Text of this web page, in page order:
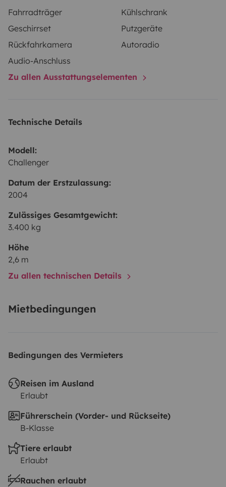
Fahrradträger
Kühlschrank
Geschirrset
Putzgeräte
Rückfahrkamera
Autoradio
Audio-Anschluss
Zu allen Ausstattungselementen
Technische Details
Modell:
Challenger
Datum der Erstzulassung:
2004
Zulässiges Gesamtgewicht:
3.400 kg
Höhe
2,6 m
Zu allen technischen Details
Mietbedingungen
Bedingungen des Vermieters
Reisen im Ausland
Erlaubt
Führerschein (Vorder- und Rückseite)
B-Klasse
Tiere erlaubt
Erlaubt
Rauchen erlaubt